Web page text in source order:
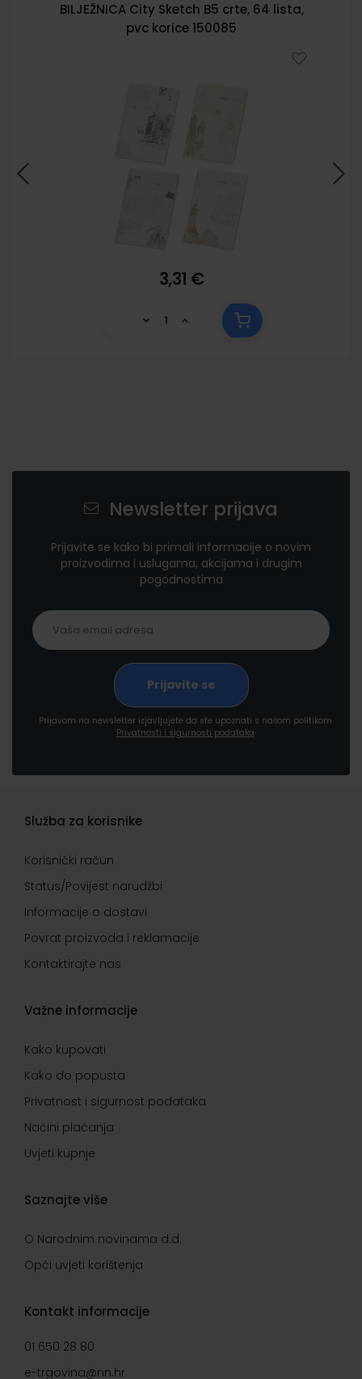
BILJEŽNICA City Sketch B5 crte, 64 lista,
pvc korice 150085
3,31 €
Newsletter prijava
Prijavite se kako bi primali informacije o novim
proizvodima i uslugama, akcijama i drugim
pogodnostima
Prijavom na newsletter izjavljujete da ste upoznati s našom politikom
Privatnosti i sigurnosti podataka
Služba za korisnike
Korisnički račun
Status/Povijest narudžbi
Informacije o dostavi
Povrat proizvoda i reklamacije
Kontaktirajte nas
Važne informacije
Kako kupovati
Kako do popusta
Privatnost i sigurnost podataka
Načini plaćanja
Uvjeti kupnje
Saznajte više
O Narodnim novinama d.d.
Opći uvjeti korištenja
Kontakt informacije
01 650 28 80
e-trgovina@nn.hr